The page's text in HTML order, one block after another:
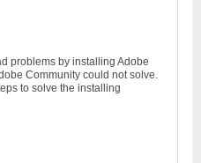
problems by installing Adobe
Community could not solve.
to solve the installing